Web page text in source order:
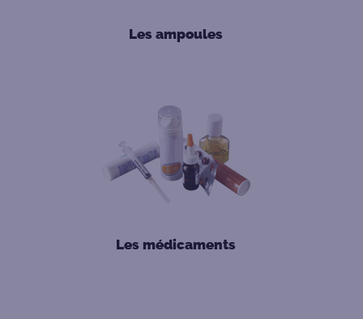
Les ampoules
Les médicaments